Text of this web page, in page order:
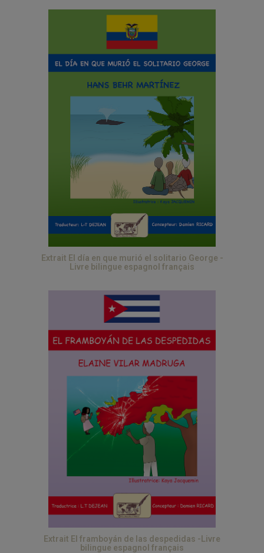
Extrait El día en que murió el solitario George -
Livre bilingue espagnol français
Extrait El framboyán de las despedidas -Livre
bilingue espagnol français